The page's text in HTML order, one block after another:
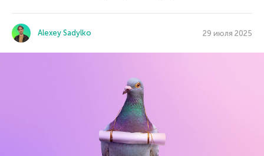
Alexey Sadylko 29 июля 2025